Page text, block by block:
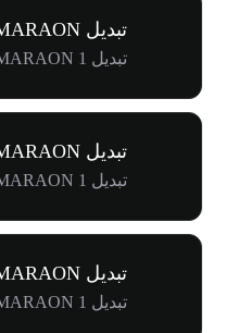
تبدیل MARAON به JPY
تبدیل 1 MARAON به 円1.75K
تبدیل MARAON به GBP
تبدیل 1 MARAON به £8.23
تبدیل MARAON به BRL
تبدیل 1 MARAON به R$56.72